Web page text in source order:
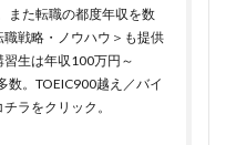
また転職の都度年収を数
戦略・ノウハウ＞も提供
生は年収100万円～
数。TOEIC900越え／バイ
ラをクリック 。